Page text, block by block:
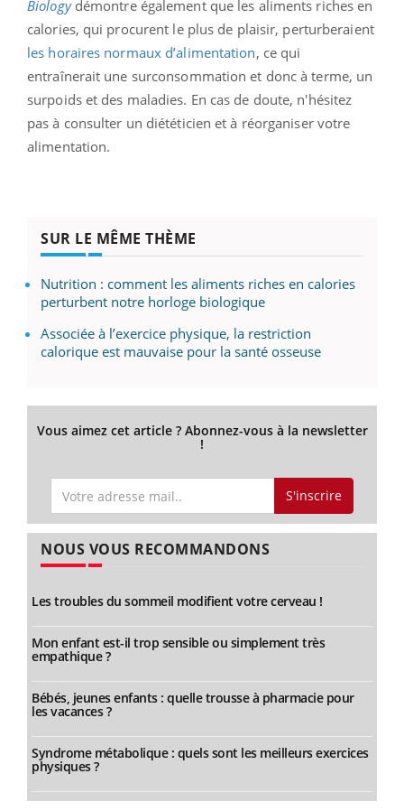
Biologydémontre également que les aliments riches en
calories, qui procurent le plus de plaisir, perturberaient
les horaires normaux d’alimentation, ce qui
entraînerait une surconsommation et donc à terme, un
surpoids et des maladies. En cas de doute, n'hésitez
pas à consulter un diététicien et à réorganiser votre
alimentation.
SUR LE MÊME THÈME
Nutrition : comment les aliments riches en calories
perturbent notre horloge biologique
Associée à l’exercice physique, la restriction
calorique est mauvaise pour la santé osseuse
Vous aimez cet article ? Abonnez-vous à la newsletter
!
S'inscrire
NOUS VOUS RECOMMANDONS
Les troubles du sommeil modifient votre cerveau !
Mon enfant est-il trop sensible ou simplement très
empathique ?
Bébés, jeunes enfants : quelle trousse à pharmacie pour
les vacances ?
Syndrome métabolique : quels sont les meilleurs exercices
physiques ?